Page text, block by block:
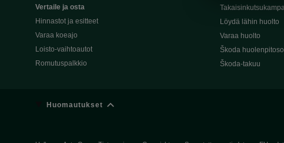
Vertaile ja osta
Hinnastot ja esitteet
Varaa koeajo
Loisto-vaihtoautot
Romutuspalkkio
Löydä lähin huolto
Varaa huolto
Škoda
Škoda-takuu
Huomautukset